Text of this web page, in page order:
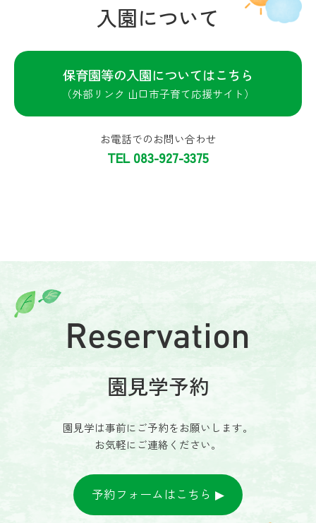
入園について
保育園等の入園についてはこちら
（外部リンク 山口市子育て応援サイト）
お電話でのお問い合わせ
TEL 083-927-3375
Reservation
園見学予約
園見学は事前にご予約をお願いします。
お気軽にご連絡ください。
予約フォームはこちら